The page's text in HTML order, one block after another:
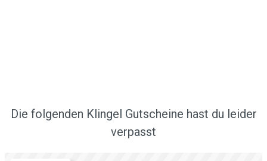
Die folgenden Klingel Gutscheine hast du leider
verpasst